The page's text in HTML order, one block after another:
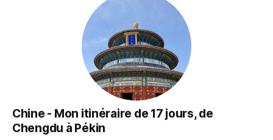
Chine - Mon itinéraire de 17 jours, de
Chengdu à Pékin